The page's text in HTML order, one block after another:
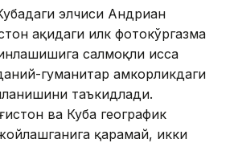
элчиси Андриан
ҳақидаги илк фотокўргазма
салмоқли ҳисса
гуманитар ҳамкорликдаги
таъкидлади.
ва Куба географик
қарамай, икки